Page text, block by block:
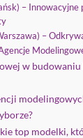
– Innowacyjne
–
w
top modelki,